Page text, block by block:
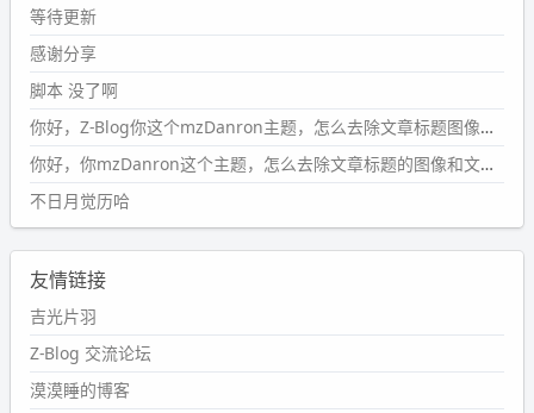
#PubWord
条嘟？？？？
wdssmq
2024-09-15 10:32:07
#PubWordVSCode 内 git 操作卡住的时候没办法主动取消
一直是个痛点，一般都是推送或拉取，今天连提交都卡
了。。
wdssmq
2024-09-11 08:45:43
#PubWord
然后天凉了，为了应对踢被子买了睡袋，不知道 1.2 米会不
会略窄。。
wdssmq
2024-09-09 19:43:00
等待更新
感谢分享
脚本 没了啊
你好，Z-Blog你这个mzDanron主题，怎么去除文章标题图像和文章摘要，仅显示标题，感谢回复！
你好，你mzDanron这个主题，怎么去除文章标题的图像和文章摘要！仅显示标题，感谢回复解决！
不日月觉历哈
友情链接
吉光片羽
Z-Blog 交流论坛
漠漠睡的博客